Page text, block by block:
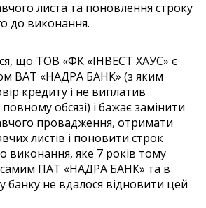
листа та поновлення строку
до виконання.
що ТОВ «ФК «ІНВЕСТ ХАУС» є
ВАТ «НАДРА БАНК» (з яким
кредиту і не виплатив
обсязі) і бажає замінити
провадження, отримати
листів і поновити строк
виконання, яке 7 років тому
ПАТ «НАДРА БАНК» та в
банку не вдалося відновити цей